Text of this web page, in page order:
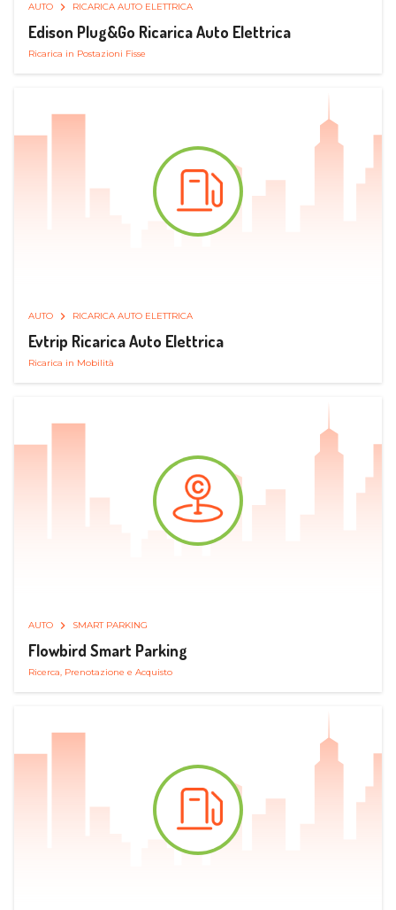
AUTO RICARICA AUTO ELETTRICA
Edison Plug&Go Ricarica Auto Elettrica
Ricarica in Postazioni Fisse
AUTO RICARICA AUTO ELETTRICA
Evtrip Ricarica Auto Elettrica
Ricarica in Mobilità
AUTO SMART PARKING
Flowbird Smart Parking
Ricerca, Prenotazione e Acquisto